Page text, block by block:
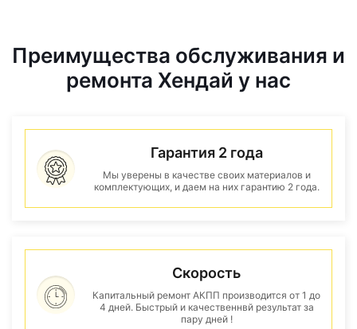
Преимущества обслуживания и
ремонта Хендай у нас
Гарантия 2 года
Мы уверены в качестве своих материалов и
комплектующих, и даем на них гарантию 2 года.
Скорость
Капитальный ремонт АКПП производится от 1 до
4 дней. Быстрый и качественнвй результат за
пару дней !